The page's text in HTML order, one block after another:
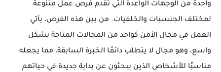
واحدة من الوجهات الواعدة التي تقدم فرص عمل متنوعة
لمختلف الجنسيات والخلفيات. من بين هذه الفرص، يأتي
العمل في مجال الأمن كواحد من المجالات المتاحة بشكل
واسع، وهو مجال لا يتطلب دائمًا الخبرة السابقة، مما يجعله
مناسبًا للأشخاص الذين يبحثون عن بداية جديدة في حياتهم